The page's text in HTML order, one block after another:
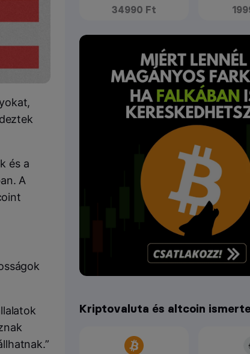
és a
A
34990 Ft
Kriptovaluta és altcoin